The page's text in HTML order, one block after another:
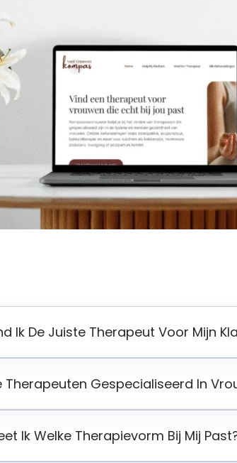
Ik De Juiste Therapeut Voor Mijn
Therapeuten Gespecialiseerd In
Ik Welke Therapievorm Bij Mij